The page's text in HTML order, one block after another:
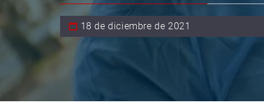
18 de diciembre de 2021